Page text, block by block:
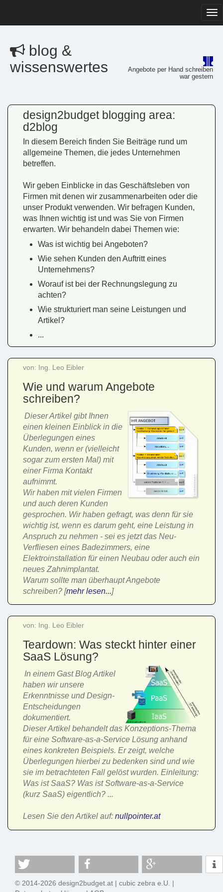
blog &
wissenswertes
Angebote per Hand schreiben
war gestern
design2budget blogging area:
d2blog
In diesem Bereich finden Sie Beiträge rund um
allgemeine Themen, die jedes Unternehmen
betreffen.
Wir geben Einblicke in das Geschäftsleben von
Firmen mit denen wir zusammenarbeiten oder die
unser Produkt verwenden. Wir befragen Kunden,
was Ihnen wichtig ist und was Sie von Firmen
erwarten. Wir behandeln dabei Themen wie:
Was ist wichtig bei Angeboten?
Wie sehen Kunden den Auftritt eines
Unternehmens?
Worauf ist bei der Rechnungslegung zu
achten?
Wie strukturiert man seine Leistungen und
Artikel?
...
von: Ing. Leo Eibler
Wie und warum Angebote
schreiben?
Dieser Artikel gibt Ihnen
einen kleinen Einblick in die
Überlegungen eines
Kunden, wenn er (vielleicht
sogar zum ersten Mal) mit
einer Firma Kontakt
aufnimmt.
Wir haben mit vielen Firmen
und auch deren Kunden
gesprochen. Wir haben gefragt, was denn für sie
wichtig ist, wenn es darum geht, eine Leistung in
Anspruch zu nehmen - sei es jetzt das Neu-
Verfliesen eines Badezimmers, eine
Elektroinstallation für einen Neubau oder auch ein
neues Zahnimplantat.
Warum sollte man überhaupt Angebote
schreiben? [mehr lesen...]
von: Ing. Leo Eibler
Teardown: Was steckt hinter einer
SaaS Lösung?
In einem Gast Blog Artikel
haben wir unsere
Erkenntnisse und Design-
Entscheidungen
dokumentiert.
Dieser Artikel behandelt das Konzeptions-Thema
für eine Software-as-a-Service Lösung anhand
eines konkreten Beispiels. Er zeigt, welche
Überlegungen hierbei zu bedenken sind und wie
sie im betrachteten Fall gelöst wurden. Einleitung:
Was ist SaaS? Was ist Software-as-a-Service
(kurz SaaS) eigentlich? ...
Lesen Sie den Artikel auf: nullpointer.at
© 2014-2026 design2budget.at |cubic zebra e.U.
|